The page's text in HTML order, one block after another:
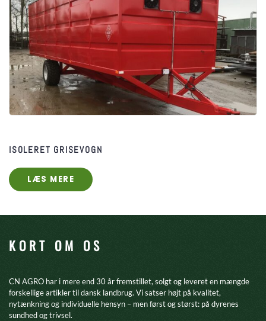
ISOLERET GRISEVOGN
LÆS MERE
KORT OM OS
CN AGRO har i mere end 30 år fremstillet, solgt og leveret en mængde
forskellige artikler til dansk landbrug. Vi satser højt på kvalitet,
nytænkning og individuelle hensyn – men først og størst: på dyrenes
sundhed og trivsel.